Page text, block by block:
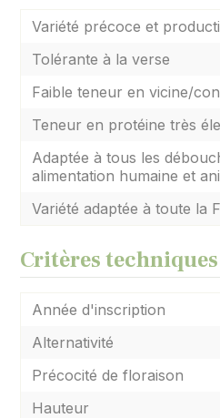
Variété précoce et
Tolérante à la verse
Faible teneur en vicine/
Teneur en protéine très
Adaptée à tous les
alimentation humaine et
Variété adaptée à toute la
Critères
Année d'inscription
Alternativité
Précocité de floraison
Hauteur